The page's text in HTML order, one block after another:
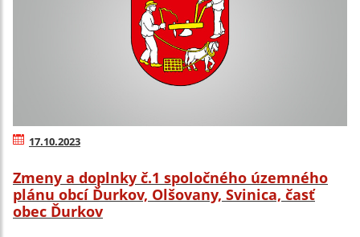
17.10.2023
Zmeny a doplnky č.1 spoločného územného
plánu obcí Ďurkov, Olšovany, Svinica, časť
obec Ďurkov